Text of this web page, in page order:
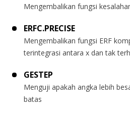
Mengembalikan fungsi
ERFC.PRECISE
Mengembalikan fungsi ERF
terintegrasi antara x dan tak
GESTEP
Menguji apakah angka lebih
batas